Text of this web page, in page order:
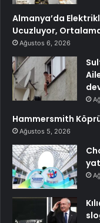
Almanya’da
Ucuzluyor,
Ağustos 6, 2026
Hammersmith
Ağustos 5, 2026